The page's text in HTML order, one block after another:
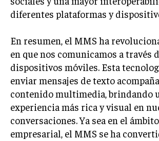
diferentes plataformas y
En resumen, el MMS ha
en que nos comunicamos a través
dispositivos móviles. Esta
enviar mensajes de texto
contenido multimedia, brindando
experiencia más rica y visual en
conversaciones. Ya sea en el
empresarial, el MMS se ha